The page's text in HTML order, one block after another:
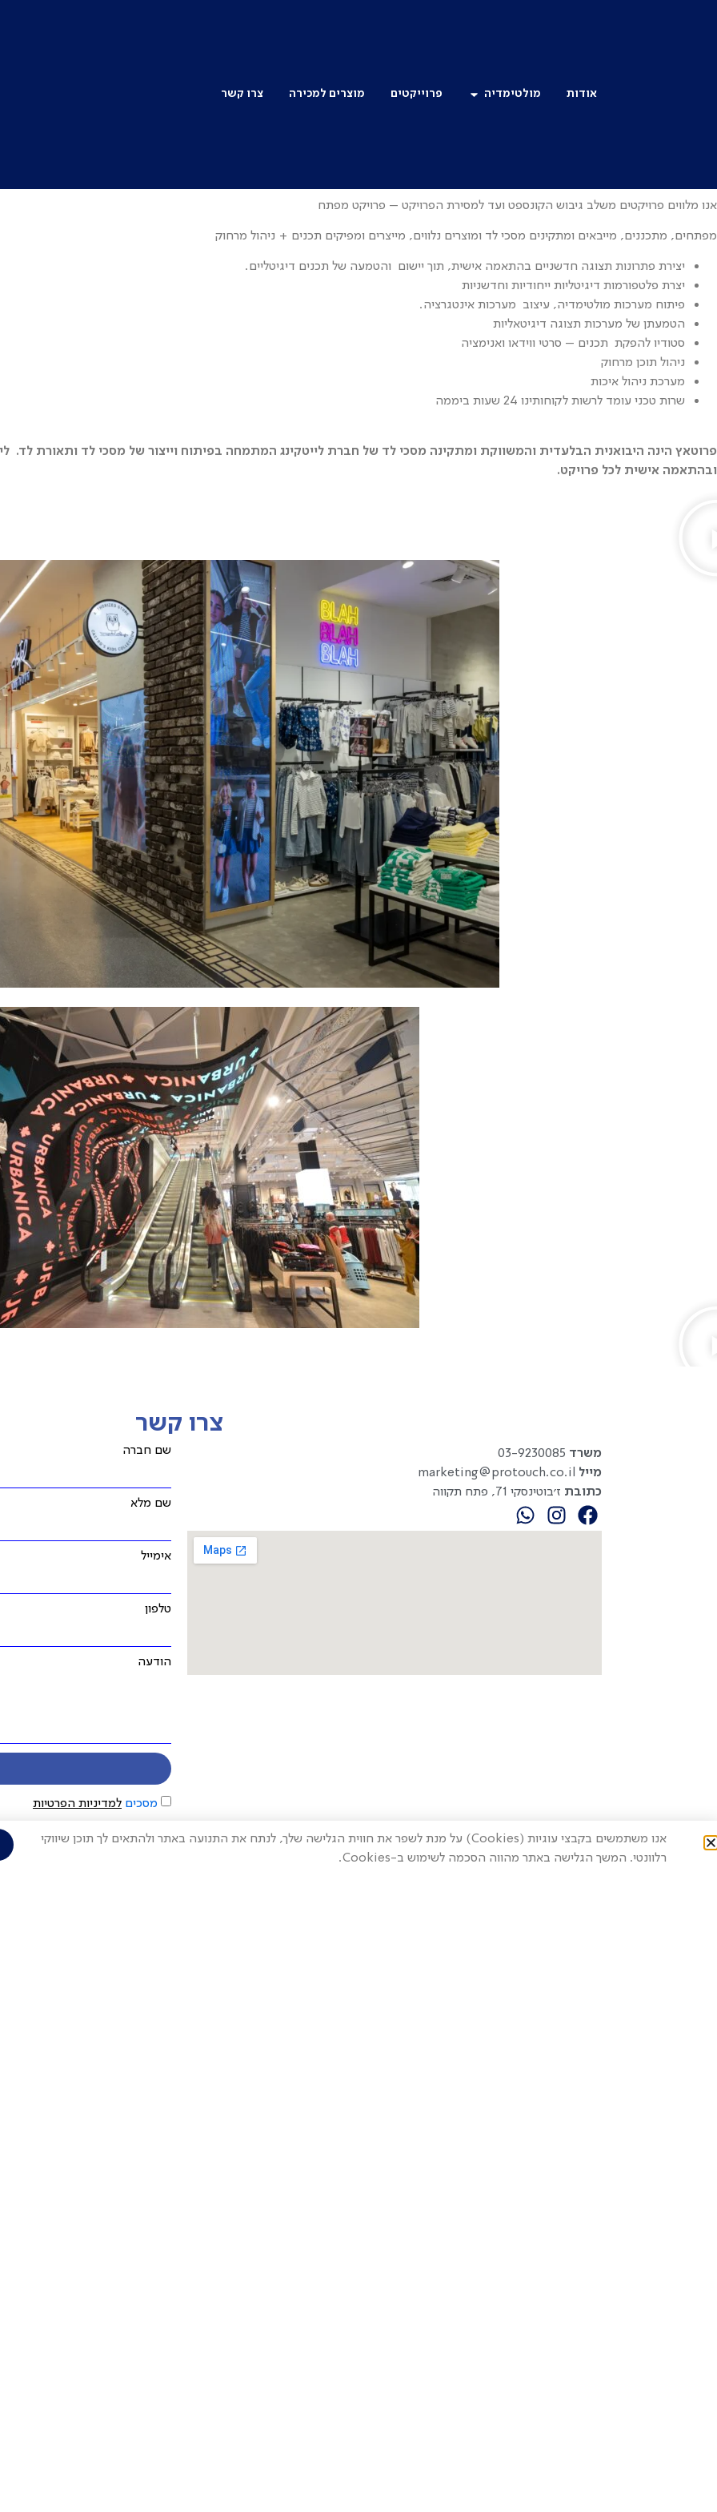
אודות מולטימדיה פרוייקטים מוצרים למכירה צרו קשר
אנו מלווים פרויקטים משלב גיבוש הקונספט ועד למסירת הפרויקט – פרויקט מפתח
מפתחים, מתכננים, מייבאים ומתקינים מסכי לד ומוצרים נלווים, מייצרים ומפיקים תכנים + ניהול מרחוק
יצירת פתרונות תצוגה חדשניים בהתאמה אישית, תוך יישום והטמעה של תכנים דיגיטליים.
יצרת פלטפורמות דיגיטליות ייחודיות וחדשניות
פיתוח מערכות מולטימדיה, עיצוב מערכות אינטגרציה.
הטמעתן של מערכות תצוגה דיגיטאליות
סטודיו להפקת תכנים – סרטי ווידאו ואנימציה
ניהול תוכן מרחוק
מערכת ניהול איכות
שרות טכני עומד לרשות לקוחותינו 24 שעות ביממה
פרוטאץ הינה היבואנית הבלעדית והמשווקת ומתקינה מסכי לד של חברת לייטקינג המתמחה בפיתוח וייצור של מסכי לד ותאורת לד.
ובהתאמה אישית לכל פרויקט.
צרו קשר
משרד
מייל
כתובת ז׳בוטינסקי 71, פתח תקווה
שם חברה
שם מלא
אימייל
טלפון
הודעה
מסכים למדיניות הפרטיות
אנו משתמשים בקבצי עוגיות (Cookies) על מנת לשפר את חווית הגלישה שלך, לנתח את התנועה באתר ולהתאים לך תוכן שיווקי
רלוונטי. המשך הגלישה באתר מהווה הסכמה לשימוש ב-Cookies.